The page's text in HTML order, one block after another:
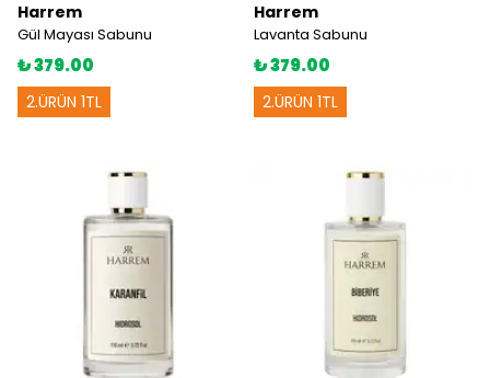
Harrem
Gül Mayası Sabunu
₺ 379.00
2.ÜRÜN 1TL
Harrem
Lavanta Sabunu
₺ 379.00
2.ÜRÜN 1TL